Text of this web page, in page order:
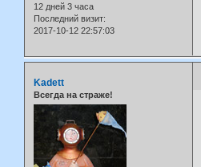
12 дней 3 часа
Последний визит:
2017-10-12 22:57:03
Kadett
Всегда на страже!